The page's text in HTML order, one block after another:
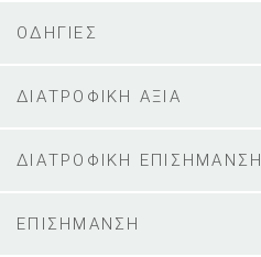
ΟΔΗΓΙΕΣ
ΔΙΑΤΡΟΦΙΚΗ ΑΞΙΑ
ΔΙΑΤΡΟΦΙΚΗ ΕΠΙΣΗΜΑΝΣΗ
ΕΠΙΣΗΜΑΝΣΗ